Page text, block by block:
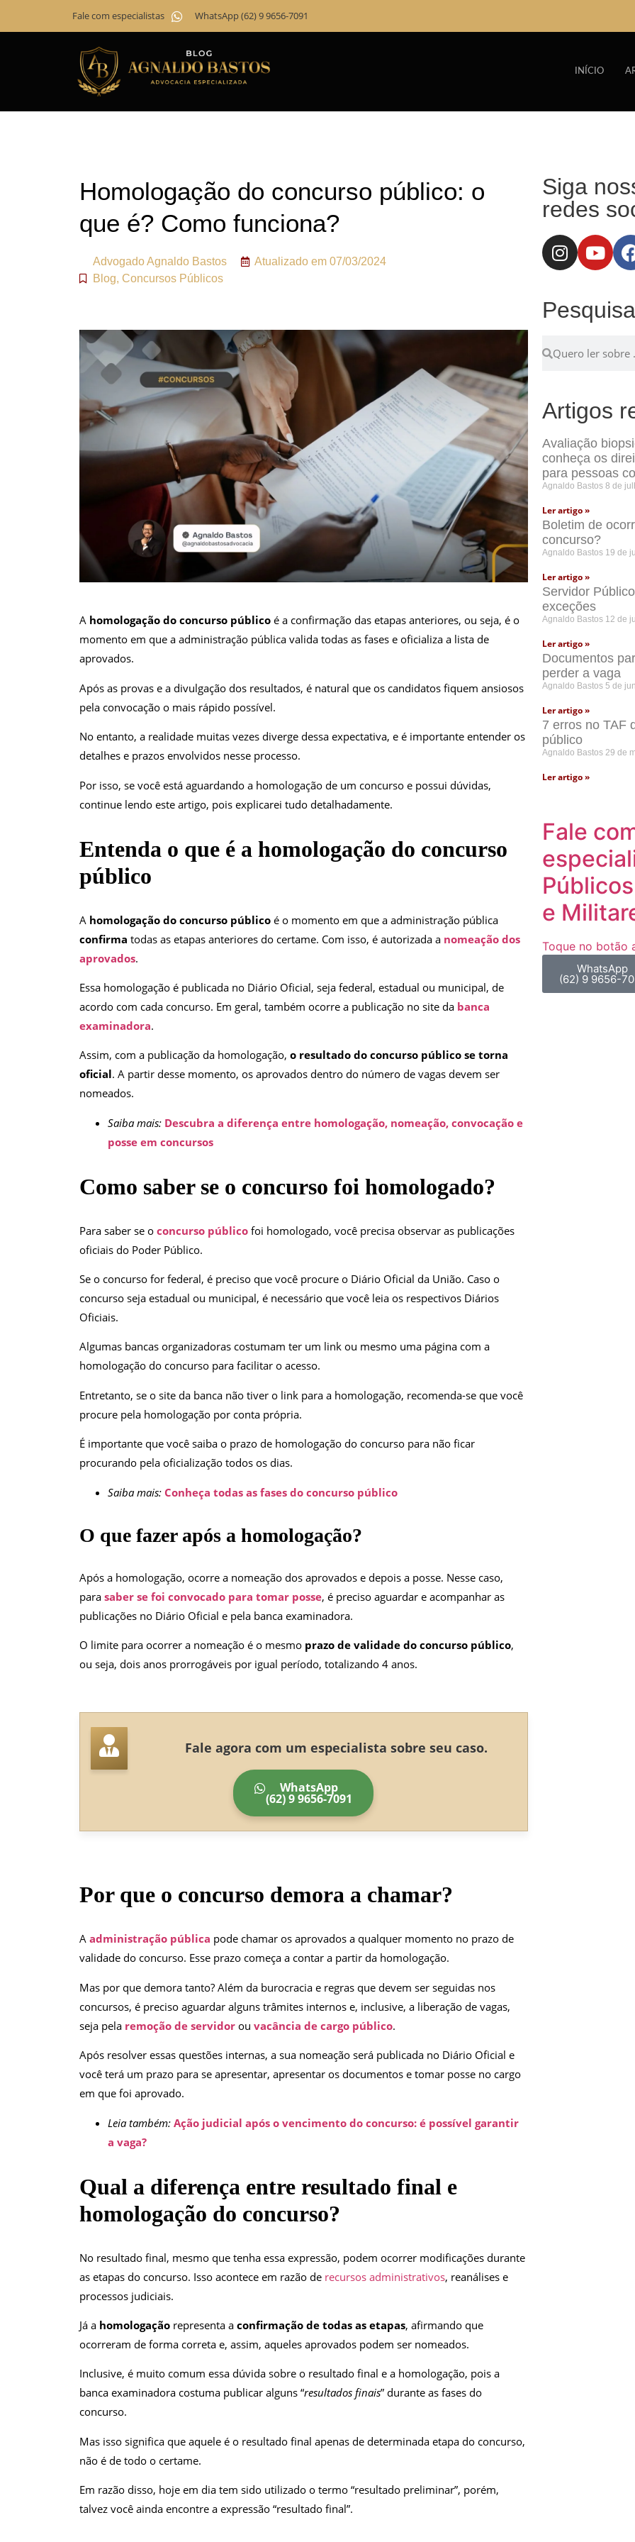
Fale com especialistas WhatsApp (62) 9 9656-7091
INÍCIO
Homologação do concurso público: o
que é? Como funciona?
AdvogadoAgnaldo Bastos Atualizado em 07/03/2024
Blog, Concursos Públicos
A homologação do concurso público é a confirmação das etapas anteriores, ou seja, é o
momento em que a administração pública valida todas as fases e oficializa a lista de
aprovados.
Após as provas e a divulgação dos resultados, é natural que os candidatos fiquem ansiosos
pela convocação o mais rápido possível.
No entanto, a realidade muitas vezes diverge dessa expectativa, e é importante entender os
detalhes e prazos envolvidos nesse processo.
Por isso, se você está aguardando a homologação de um concurso e possui dúvidas,
continue lendo este artigo, pois explicarei tudo detalhadamente.
Entenda o que é a homologação do concurso
público
A homologação do concurso público é o momento em que a administração pública
confirma todas as etapas anteriores do certame. Com isso, é autorizada a nomeação dos
aprovados.
Essa homologação é publicada no Diário Oficial, seja federal, estadual ou municipal, de
acordo com cada concurso. Em geral, também ocorre a publicação no site da banca
examinadora.
Assim, com a publicação da homologação, o resultado do concurso público se torna
oficial. A partir desse momento, os aprovados dentro do número de vagas devem ser
nomeados.
Saiba mais: Descubra a diferença entre homologação, nomeação, convocação e
posse em concursos
Como saber se o concurso foi homologado?
Para saber se o concurso público foi homologado, você precisa observar as publicações
oficiais do Poder Público.
Se o concurso for federal, é preciso que você procure o Diário Oficial da União. Caso o
concurso seja estadual ou municipal, é necessário que você leia os respectivos Diários
Oficiais.
Algumas bancas organizadoras costumam ter um link ou mesmo uma página com a
homologação do concurso para facilitar o acesso.
Entretanto, se o site da banca não tiver o link para a homologação, recomenda-se que você
procure pela homologação por conta própria.
É importante que você saiba o prazo de homologação do concurso para não ficar
procurando pela oficialização todos os dias.
Saiba mais: Conheça todas as fases do concurso público
O que fazer após a homologação?
Após a homologação, ocorre a nomeação dos aprovados e depois a posse. Nesse caso,
para saber se foi convocado para tomar posse, é preciso aguardar e acompanhar as
publicações no Diário Oficial e pela banca examinadora.
O limite para ocorrer a nomeação é o mesmo prazo de validade do concurso público,
ou seja, dois anos prorrogáveis por igual período, totalizando 4 anos.
Fale agora com um especialista sobre seu caso.
WhatsApp
(62) 9 9656-7091
Por que o concurso demora a chamar?
A administração pública pode chamar os aprovados a qualquer momento no prazo de
validade do concurso. Esse prazo começa a contar a partir da homologação.
Mas por que demora tanto? Além da burocracia e regras que devem ser seguidas nos
concursos, é preciso aguardar alguns trâmites internos e, inclusive, a liberação de vagas,
seja pela remoção de servidor ou vacância de cargo público.
Após resolver essas questões internas, a sua nomeação será publicada no Diário Oficial e
você terá um prazo para se apresentar, apresentar os documentos e tomar posse no cargo
em que foi aprovado.
Leia também: Ação judicial após o vencimento do concurso: é possível garantir
a vaga?
Qual a diferença entre resultado final e
homologação do concurso?
No resultado final, mesmo que tenha essa expressão, podem ocorrer modificações durante
as etapas do concurso. Isso acontece em razão de recursos administrativos, reanálises e
processos judiciais.
Já a homologação representa a confirmação de todas as etapas, afirmando que
ocorreram de forma correta e, assim, aqueles aprovados podem ser nomeados.
Inclusive, é muito comum essa dúvida sobre o resultado final e a homologação, pois a
banca examinadora costuma publicar alguns “resultados finais” durante as fases do
concurso.
Mas isso significa que aquele é o resultado final apenas de determinada etapa do concurso,
não é de todo o certame.
Em razão disso, hoje em dia tem sido utilizado o termo “resultado preliminar”, porém,
talvez você ainda encontre a expressão “resultado final”.
Siga
redes
Artigos
Avaliação
conheça os
para pessoas
Agnaldo Bastos 8 de
Ler artigo »
Boletim de
concurso?
Agnaldo Bastos 19 de
Ler artigo »
Servidor
exceções
Agnaldo Bastos 12 de
Ler artigo »
Documentos
perder a vaga
Agnaldo Bastos 5 de
Ler artigo »
7 erros no TAF
público
Agnaldo Bastos 29 de
Ler artigo »
Fale
e
Toque no botão
WhatsApp
(62) 9 9656-